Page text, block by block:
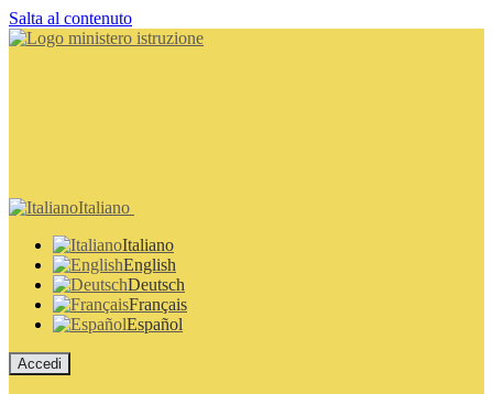
Salta al contenuto
Italiano
Italiano
English
Deutsch
Français
Español
Accedi